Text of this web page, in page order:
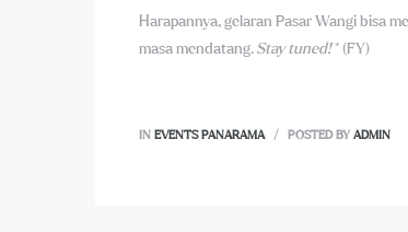
Harapannya, gelaran Pasar Wangi bisa
masa mendatang. Stay tuned! * (FY)
IN EVENTS PANARAMA POSTED BY ADMIN